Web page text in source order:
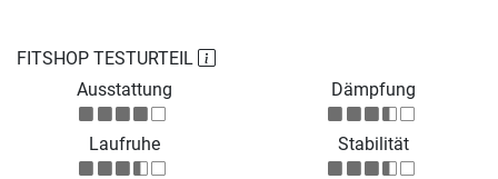
FITSHOP TESTURTEIL
Ausstattung
Dämpfung
Laufruhe Stabilität